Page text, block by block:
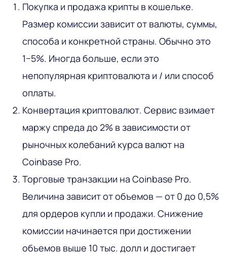
Покупка и продажа крипты в кошельке.
Размер комиссии зависит от валюты, суммы,
способа и конкретной страны. Обычно это
1−5%. Иногда больше, если это
непопулярная криптовалюта и / или способ
оплаты.
Конвертация криптовалют. Сервис взимает
маржу спреда до 2% в зависимости от
рыночных колебаний курса валют на
Coinbase Pro.
Торговые транзакции на Coinbase Pro.
Величина зависит от объемов — от 0 до 0,5%
для ордеров купли и продажи. Снижение
комиссии начинается при достижении
объемов выше 10 тыс. долл и достигает